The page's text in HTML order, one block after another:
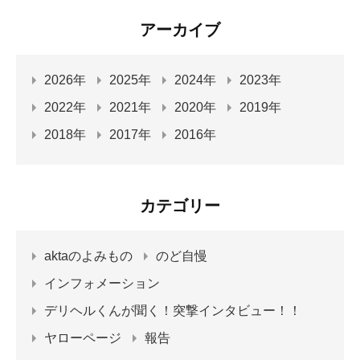
アーカイブ
2026年 2025年 2024年
2023年
2022年
2021年 2020年
2019年
2018年
2017年 2016年
カテゴリー
aktaのよみもの
のど自慢
インフォメーション
デリヘルくんが聞く！突撃インタビュー！！
ヤローページ
報告